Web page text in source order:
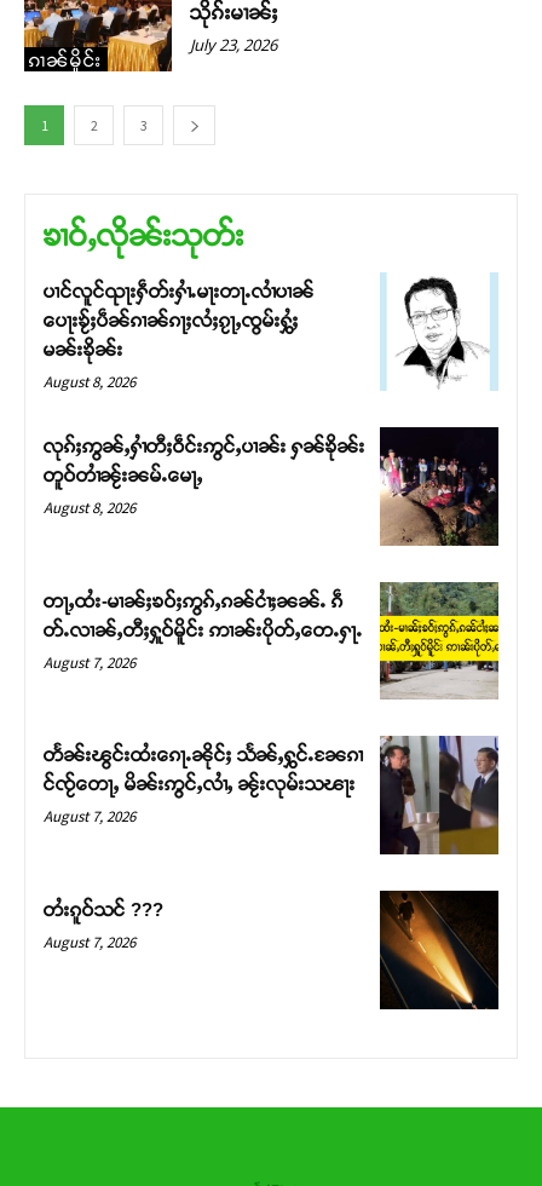
ၵၢၼ်မိူင်း
သိုၵ်းမၢၼ်ႈ
July 23, 2026
1 2 3
ၶၢဝ်ႇလိုၼ်းသုတ်း
ပၢင်လူင်ၺႃးႁဵတ်းႁၢႆႉမႃးတႃႉလၢႆပၢၼ် ​​
ပေႃးၶႂ်ႈပဵၼ်ၵၢၼ်ၵႃႈလႆႈၵႂႃႇၸွမ်းႁွႆႈ
မၼ်းၶိုၼ်း
August 8, 2026
လုၵ်ႈဢွၼ်ႇႁၢႆတီႈဝဵင်းဢွင်ႇပၢၼ်း ႁၼ်ၶိုၼ်း
တူဝ်တၢႆၼႂ်းၼမ်ႉမေႃႇ
August 8, 2026
တႃႇထႆး-မၢၼ်ႈၶဝ်ႈဢွၵ်ႇၵၼ်ငၢႆႈၼၼ်ႉ ၵဵ
တ်ႉလၢၼ်ႇတီႈႁူဝ်မိူင်း ဢၢၼ်းပိုတ်ႇတေႉႁႃႉ
August 7, 2026
တႅၼ်းၽွင်းထႆးၵေႃႉၼိုင်ႈ သႅၼ်ႇႁွင်ႉၼႄၵၢ
င်ၸႂ်တေႃႇ မိၼ်းဢွင်ႇလၢႆႇ ၼႂ်းလုမ်းသၽႃး
August 7, 2026
တႆးၵူဝ်သင် ???
August 7, 2026